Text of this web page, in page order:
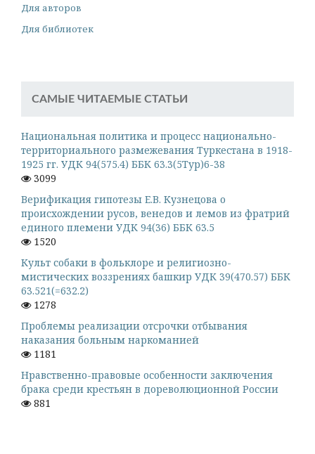
Для авторов
Для библиотек
САМЫЕ ЧИТАЕМЫЕ СТАТЬИ
Национальная политика и процесс национально-
территориального размежевания Туркестана в 1918-
1925 гг. УДК 94(575.4) ББК 63.3(5Тур)6-38
3099
Верификация гипотезы Е.В. Кузнецова о
происхождении русов, венедов и лемов из фратрий
единого племени УДК 94(36) ББК 63.5
1520
Культ собаки в фольклоре и религиозно-
мистических воззрениях башкир УДК 39(470.57) ББК
63.521(=632.2)
1278
Проблемы реализации отсрочки отбывания
наказания больным наркоманией
1181
Нравственно-правовые особенности заключения
брака среди крестьян в дореволюционной России
881